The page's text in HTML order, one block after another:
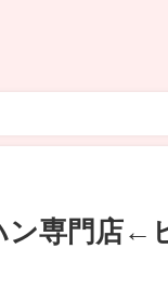
ン専門店←